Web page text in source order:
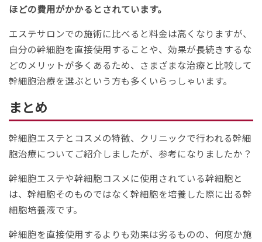
ほどの費用がかかるとされています。
エステサロンでの施術に比べると料金は高くなりますが、
自分の幹細胞を直接使用することや、効果が長続きするな
どのメリットが多くあるため、さまざまな治療と比較して
幹細胞治療を選ぶという方も多くいらっしゃいます。
まとめ
幹細胞エステとコスメの特徴、クリニックで行われる幹細
胞治療についてご紹介しましたが、参考になりましたか？
幹細胞エステや幹細胞コスメに使用されている幹細胞と
は、幹細胞そのものではなく幹細胞を培養した際に出る幹
細胞培養液です。
幹細胞を直接使用するよりも効果は劣るものの、何度か施